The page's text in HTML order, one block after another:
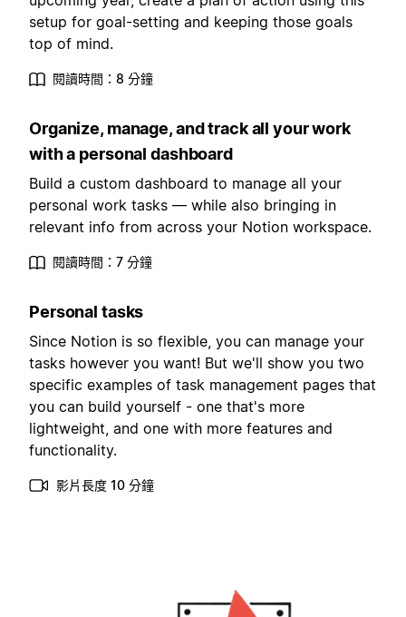
setup for goal-setting and keeping those goals
top of mind.
閱讀時間：8 分鐘
Organize, manage, and track all your work
with a personal dashboard
Build a custom dashboard to manage all your
personal work tasks — while also bringing in
relevant info from across your Notion workspace.
閱讀時間：7 分鐘
Personal tasks
Since Notion is so flexible, you can manage your
tasks however you want! But we'll show you two
specific examples of task management pages that
you can build yourself - one that's more
lightweight, and one with more features and
functionality.
影片長度 10 分鐘